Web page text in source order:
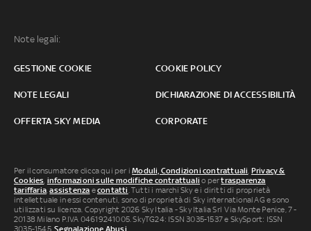
Note legali:
GESTIONE COOKIE COOKIE POLICY
NOTE LEGALI DICHIARAZIONE DI ACCESSIBILITÀ
OFFERTA SKY MEDIA CORPORATE
Per il consumatore clicca qui per iModuli, Condizioni contrattuali, Privacy &
Cookies, informazioni sulle modifiche contrattuali o pertrasparenza
tariffaria,assistenza econtatti. Tutti i marchi Sky e i diritti di proprietà
intellettuale in essi contenuti, sono di proprietà di Sky international AG e sono
utilizzati su licenza. Copyright 2026 Sky Italia - Sky Italia Srl Via Monte Penice, 7 -
20138 Milano P.IVA 04619241005. SkyTG24: ISSN 3035-1537 e SkySport: ISSN
3035-1545.Segnalazione Abusi